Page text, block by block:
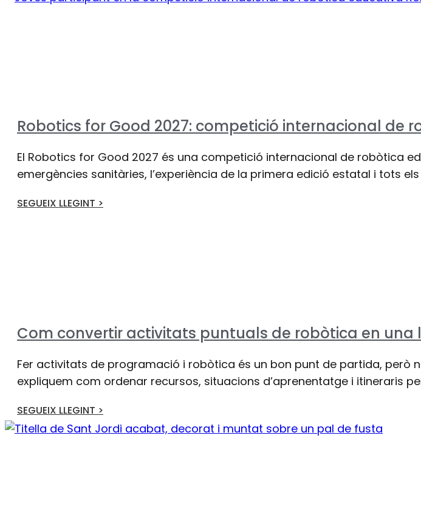
Robotics for Good 2027: competició internacional de
El Robotics for Good 2027 és una competició internacional de robòtica
emergències sanitàries, l’experiència de la primera edició estatal i tots
SEGUEIX LLEGINT >
Com convertir activitats puntuals de robòtica en una
Fer activitats de programació i robòtica és un bon punt de partida, però
expliquem com ordenar recursos, situacions d’aprenentatge i itineraris
SEGUEIX LLEGINT >